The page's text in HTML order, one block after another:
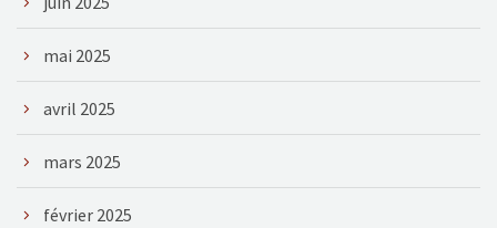
mai 2025
avril 2025
mars 2025
février 2025